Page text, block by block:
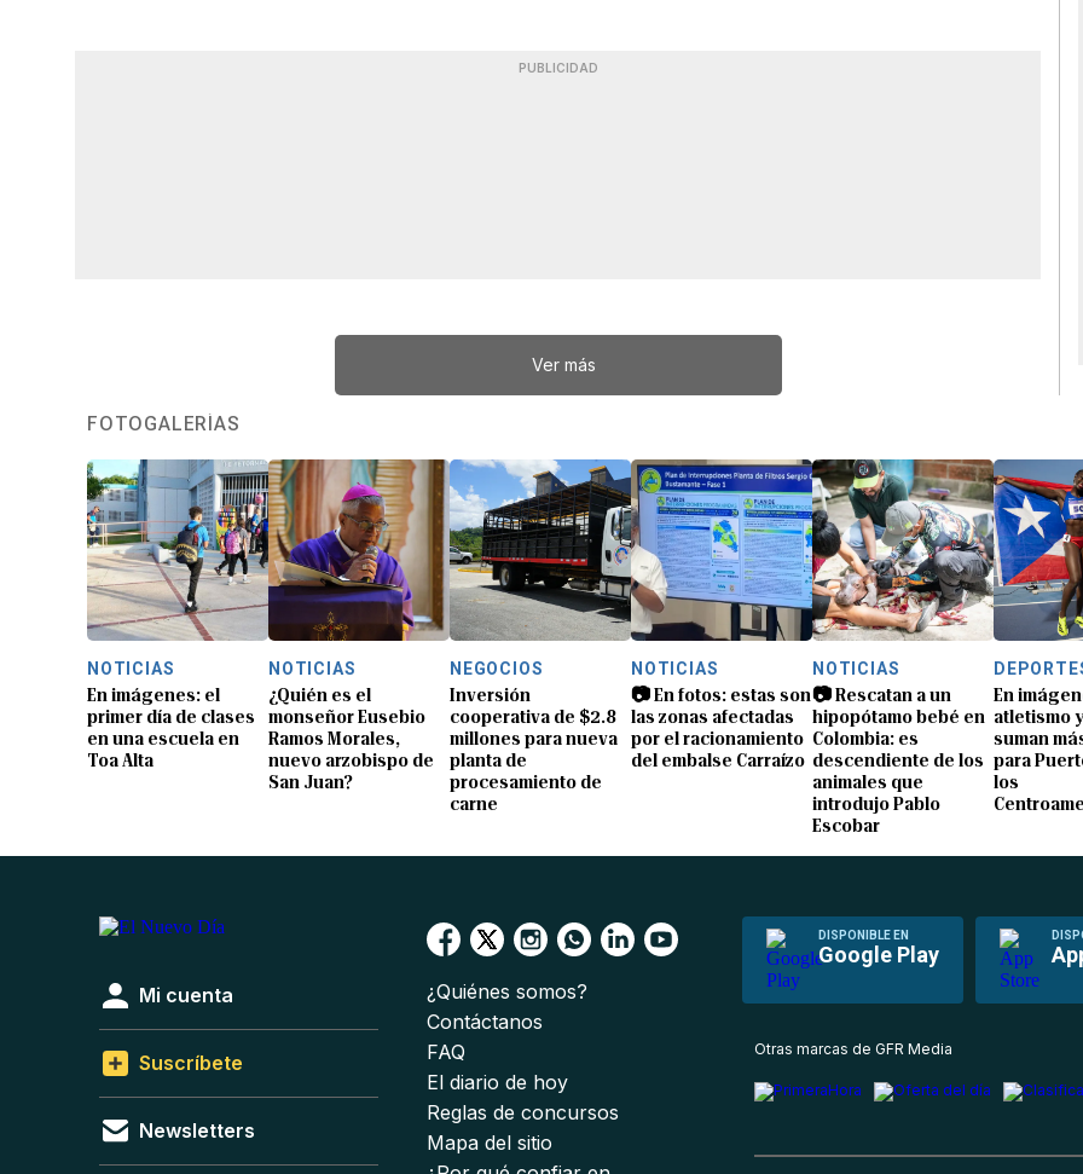
PUBLICIDAD
Ver más
FOTOGALERÍAS
NOTICIAS
En imágenes: el
primer día de clases
en una escuela en
Toa Alta
NOTICIAS
¿Quién es el
monseñor Eusebio
Ramos Morales,
nuevo arzobispo de
San Juan?
NEGOCIOS
Inversión
cooperativa de $2.8
millones para nueva
planta de
procesamiento de
carne
NOTICIAS
📷 En fotos: estas son
las zonas afectadas
por el racionamiento
del embalse Carraízo
NOTICIAS
📷 Rescatan a un
hipopótamo bebé en
Colombia: es
descendiente de los
animales que
introdujo Pablo
Escobar
En
atletismo
suman
para
los
DISPONIBLE EN
Google Play
Mi cuenta
Suscríbete
Newsletters
¿Quiénes somos?
Contáctanos
FAQ
El diario de hoy
Reglas de concursos
Mapa del sitio
Otras marcas de GFR Media